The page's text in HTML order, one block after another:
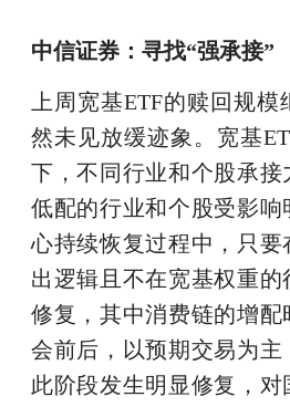
中信证券：寻找“强承接”
上周宽基ETF的赎回规
然未见放缓迹象。宽基
下，不同行业和个股承接
低配的行业和个股受影
心持续恢复过程中，只
出逻辑且不在宽基权重
修复，其中消费链的增
会前后，以预期交易为主
此阶段发生明显修复，